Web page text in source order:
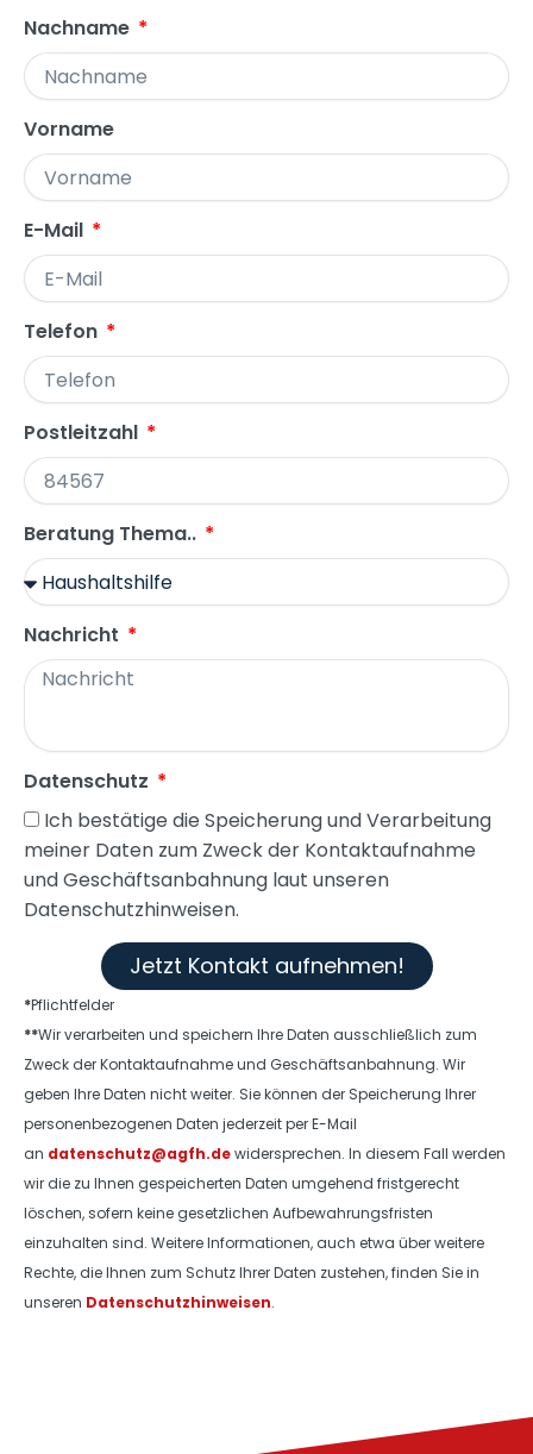
Nachname
Vorname
E-Mail
Telefon
Postleitzahl
Beratung Thema..
Nachricht
Datenschutz
Ich bestätige die Speicherung und Verarbeitung
meiner Daten zum Zweck der Kontaktaufnahme
und Geschäftsanbahnung laut unseren
Datenschutzhinweisen.
Jetzt Kontakt aufnehmen!
*Pflichtfelder
**Wir verarbeiten und speichern Ihre Daten ausschließlich zum
Zweck der Kontaktaufnahme und Geschäftsanbahnung. Wir
geben Ihre Daten nicht weiter. Sie können der Speicherung Ihrer
personenbezogenen Daten jederzeit per E-Mail
an datenschutz@agfh.dewidersprechen. In diesem Fall werden
wir die zu Ihnen gespeicherten Daten umgehend fristgerecht
löschen, sofern keine gesetzlichen Aufbewahrungsfristen
einzuhalten sind. Weitere Informationen, auch etwa über weitere
Rechte, die Ihnen zum Schutz Ihrer Daten zustehen, finden Sie in
unseren Datenschutzhinweisen.